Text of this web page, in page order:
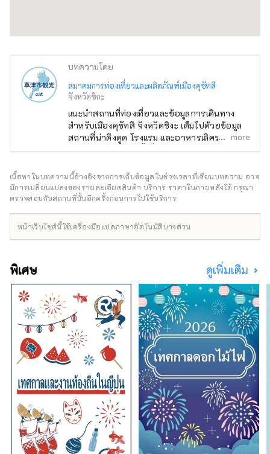
บทความโดย
สมาคมการท่องเที่ยวและผลิตภัณฑ์เมืองคุซัทสึ
จังหวัดชิกะ
แนะนำสถานที่ท่องเที่ยวและข้อมูลการเดินทาง
สำหรับเมืองคุซัทสึ จังหวัดชิงะ เต็มไปด้วยข้อมูล
สถานที่น่าดึงดูด โรงแรม และอาหารเลิศรส เช่น มิ
ซูโนโมริ อุทยานพืชน้ำที่เต็มไปด้วยธรรมชาติ
ซันไดอันเก่าแก่ คุซัตสึจูกุ ฮอนจิน และสวนโรคุฮะ
ที่ทั้งครอบครัว สามารถเพลิดเพลินได้
more
เนื้อหาในบทความนี้อ้างอิงจากการเก็บข้อมูลในช่วงเวลาที่เขียนบทความ อาจ
มีการเปลี่ยนแปลงของรายละเอียดสินค้า บริการ ราคาในภายหลังได้ กรุณา
ตรวจสอบกับสถานที่นั้นอีกครั้งก่อนการไปใช้บริการ
หน้าเว็บไซต์นี้ใช้เครื่องมือแปลภาษาอัตโนมัติบางส่วน
พิเศษ ดูเพิ่มเติม